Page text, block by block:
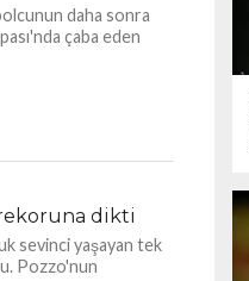
daha sonra
çaba eden
dikti
sevinci yaşayan tek
Pozzo'nun